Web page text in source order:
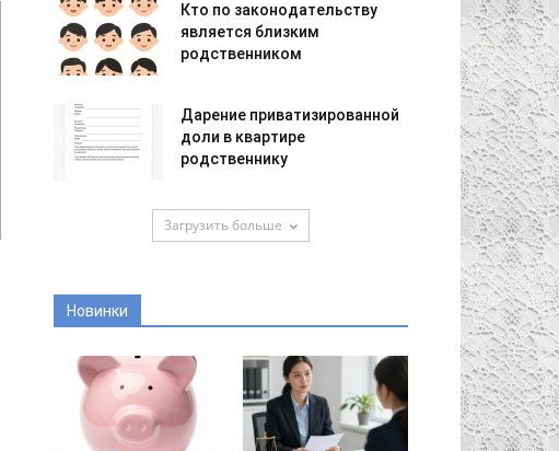
Кто по законодательству
является близким
родственником
Дарение приватизированной
доли в квартире
родственнику
Загрузить больше
Новинки